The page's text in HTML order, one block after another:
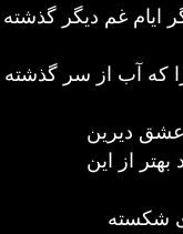
ایام غم دیگر گذشته
که آب از سر گذشته
عشق دیرین
از این
شکسته